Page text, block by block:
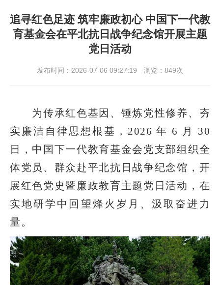
追寻红色足迹 筑牢廉政初心 中国下一代教
育基金会在平北抗日战争纪念馆开展主题
党日活动
发布时间：2026-07-06 09:27:19 浏览：849次
为传承红色基因、锤炼党性修养、夯
实廉洁自律思想根基，2026 年 6 月 30
日，中国下一代教育基金会党支部组织全
体党员、群众赴平北抗日战争纪念馆，开
展红色党史暨廉政教育主题党日活动，在
实地研学中回望烽火岁月、汲取奋进力
量。